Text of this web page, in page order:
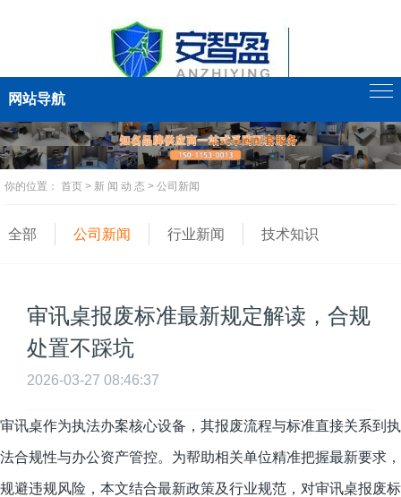
网站导航
你的位置： 首页 > 新 闻 动 态 > 公司新闻
全部 公司新闻 行业新闻 技术知识
审讯桌报废标准最新规定解读，合规
处置不踩坑
2026-03-27 08:46:37
审讯桌作为执法办案核心设备，其报废流程与标准直接关系到执
法合规性与办公资产管控。为帮助相关单位精准把握最新要求，
规避违规风险，本文结合最新政策及行业规范，对审讯桌报废标